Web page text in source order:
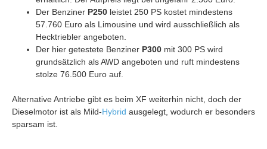
Der Benziner P250 leistet 250 PS kostet mindestens
57.760 Euro als Limousine und wird ausschließlich als
Hecktriebler angeboten.
Der hier getestete Benziner P300 mit 300 PS wird
grundsätzlich als AWD angeboten und ruft mindestens
stolze 76.500 Euro auf.
Alternative Antriebe gibt es beim XF weiterhin nicht, doch der
Dieselmotor ist als Mild-Hybrid ausgelegt, wodurch er besonders
sparsam ist.